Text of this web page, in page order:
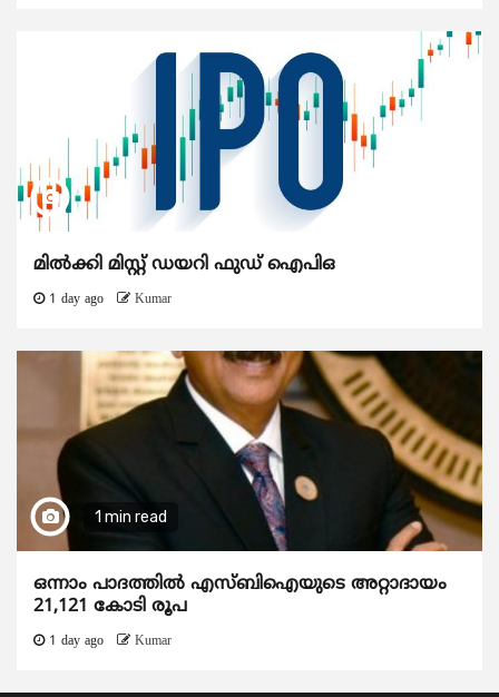
മിൽക്കി മിസ്റ്റ് ഡയറി ഫുഡ് ഐപിഒ
1 day ago Kumar
1 min read
ഒന്നാം പാദത്തിൽ എസ്ബിഐയുടെ അറ്റാദായം
21,121 കോടി രൂപ
1 day ago Kumar